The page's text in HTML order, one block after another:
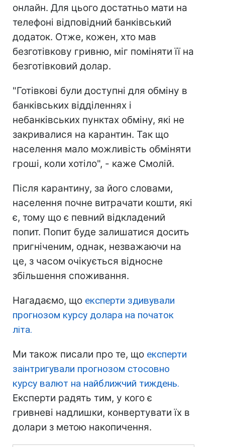
онлайн. Для цього достатньо мати на
телефоні відповідний банківський
додаток. Отже, кожен, хто мав
безготівкову гривню, міг поміняти її на
безготівковий долар.
"Готівкові були доступні для обміну в
банківських відділеннях і
небанківських пунктах обміну, які не
закривалися на карантин. Так що
населення мало можливість обміняти
гроші, коли хотіло", - каже Смолій.
Після карантину, за його словами,
населення почне витрачати кошти, які
є, тому що є певний відкладений
попит. Попит буде залишатися досить
пригніченим, однак, незважаючи на
це, з часом очікується відносне
збільшення споживання.
Нагадаємо, що експерти здивували
прогнозом курсу долара на початок
літа.
Ми також писали про те, що експерти
заінтригували прогнозом стосовно
курсу валют на найближчий тиждень.
Експерти радять тим, у кого є
гривневі надлишки, конвертувати їх в
долари з метою накопичення.